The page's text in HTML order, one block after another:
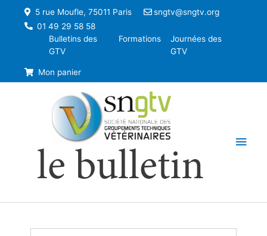
5 rue Moufle, 75011 Paris
sngtv@sngtv.org
01 49 29 58 58
Bulletins des
GTV
Formations
Journées des
GTV
Mon panier
le bulletin